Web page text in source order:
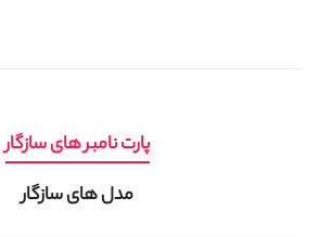
پارت نامبر های سازگار
مدل های سازگار